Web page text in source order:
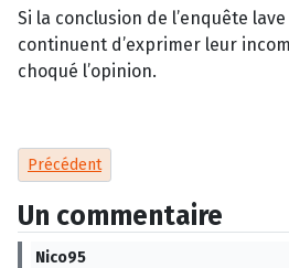
Si la conclusion de l’enquête
continuent d’exprimer leur
choqué l’opinion.
Article précédent : Amazon sous le
Précédent
Un commentaire
Nico95